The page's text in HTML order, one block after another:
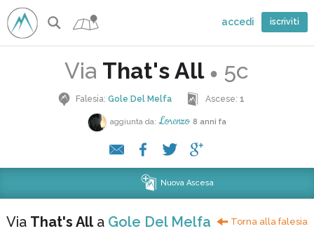
accedi iscriviti
Via That's All ● 5c
Falesia:Gole Del Melfa Ascese:1
aggiunta da: Lorenzo 8 anni fa
Nuova Ascesa
Via That's Alla Gole Del Melfa Torna alla falesia